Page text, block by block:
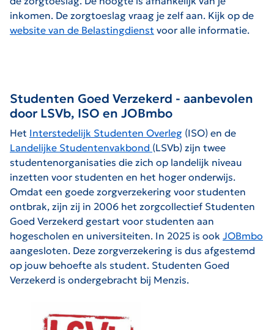
inkomen. De zorgtoeslag vraag je zelf aan. Kijk op de
website van de Belastingdienst voor alle informatie.
Studenten Goed Verzekerd - aanbevolen
door LSVb, ISO en JOBmbo
Het Interstedelijk Studenten Overleg (ISO) en de
Landelijke Studentenvakbond (LSVb) zijn twee
studentenorganisaties die zich op landelijk niveau
inzetten voor studenten en het hoger onderwijs.
Omdat een goede zorgverzekering voor studenten
ontbrak, zijn zij in 2006 het zorgcollectief Studenten
Goed Verzekerd gestart voor studenten aan
hogescholen en universiteiten. In 2025 is ook JOBmbo
aangesloten. Deze zorgverzekering is dus afgestemd
op jouw behoefte als student. Studenten Goed
Verzekerd is ondergebracht bij Menzis.